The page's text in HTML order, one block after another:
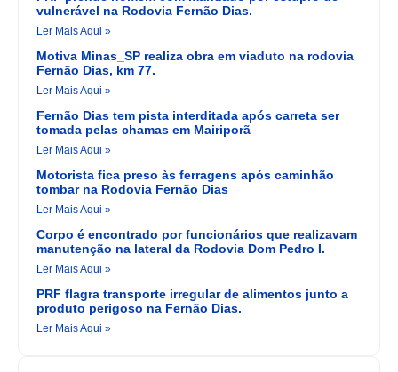
vulnerável na Rodovia Fernão Dias.
Ler Mais Aqui »
Motiva Minas_SP realiza obra em viaduto na rodovia
Fernão Dias, km 77.
Ler Mais Aqui »
Fernão Dias tem pista interditada após carreta ser
tomada pelas chamas em Mairiporã
Ler Mais Aqui »
Motorista fica preso às ferragens após caminhão
tombar na Rodovia Fernão Dias
Ler Mais Aqui »
Corpo é encontrado por funcionários que realizavam
manutenção na lateral da Rodovia Dom Pedro I.
Ler Mais Aqui »
PRF flagra transporte irregular de alimentos junto a
produto perigoso na Fernão Dias.
Ler Mais Aqui »